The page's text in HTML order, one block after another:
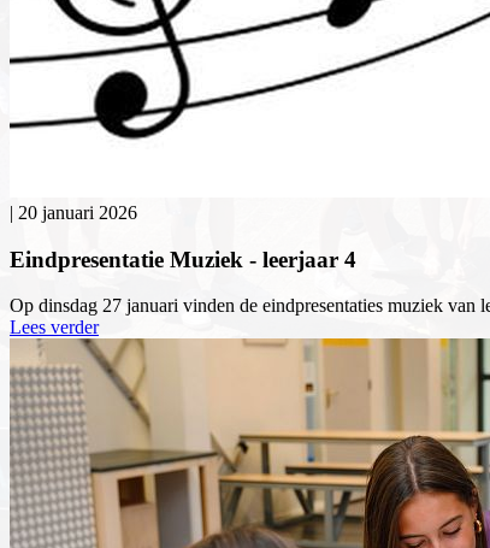
| 20 januari 2026
Eindpresentatie Muziek - leerjaar 4
Op dinsdag 27 januari vinden de eindpresentaties muziek
Lees verder